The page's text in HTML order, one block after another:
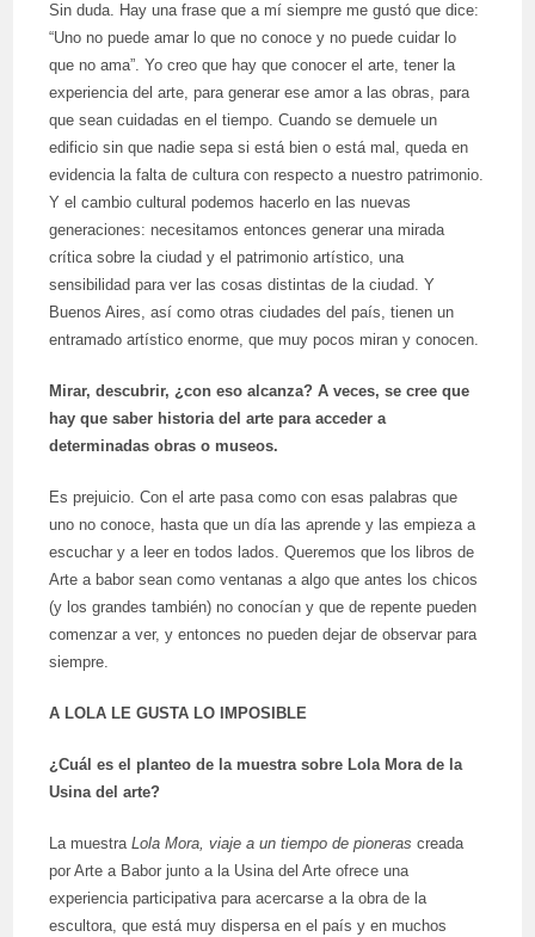
Sin duda. Hay una frase que a mí siempre me gustó que dice:
“Uno no puede amar lo que no conoce y no puede cuidar lo
que no ama”. Yo creo que hay que conocer el arte, tener la
experiencia del arte, para generar ese amor a las obras, para
que sean cuidadas en el tiempo. Cuando se demuele un
edificio sin que nadie sepa si está bien o está mal, queda en
evidencia la falta de cultura con respecto a nuestro patrimonio.
Y el cambio cultural podemos hacerlo en las nuevas
generaciones: necesitamos entonces generar una mirada
crítica sobre la ciudad y el patrimonio artístico, una
sensibilidad para ver las cosas distintas de la ciudad. Y
Buenos Aires, así como otras ciudades del país, tienen un
entramado artístico enorme, que muy pocos miran y conocen.
Mirar, descubrir, ¿con eso alcanza? A veces, se cree que
hay que saber historia del arte para acceder a
determinadas obras o museos.
Es prejuicio. Con el arte pasa como con esas palabras que
uno no conoce, hasta que un día las aprende y las empieza a
escuchar y a leer en todos lados. Queremos que los libros de
Arte a babor sean como ventanas a algo que antes los chicos
(y los grandes también) no conocían y que de repente pueden
comenzar a ver, y entonces no pueden dejar de observar para
siempre.
A LOLA LE GUSTA LO IMPOSIBLE
¿Cuál es el planteo de la muestra sobre Lola Mora de la
Usina del arte?
La muestraLola Mora, viaje a un tiempo de pioneras creada
por Arte a Babor junto a la Usina del Arte ofrece una
experiencia participativa para acercarse a la obra de la
escultora, que está muy dispersa en el país y en muchos